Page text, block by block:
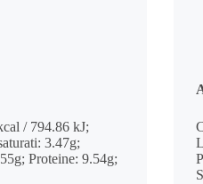
/ 794.86 kJ;
3.47g;
Proteine: 9.54g;